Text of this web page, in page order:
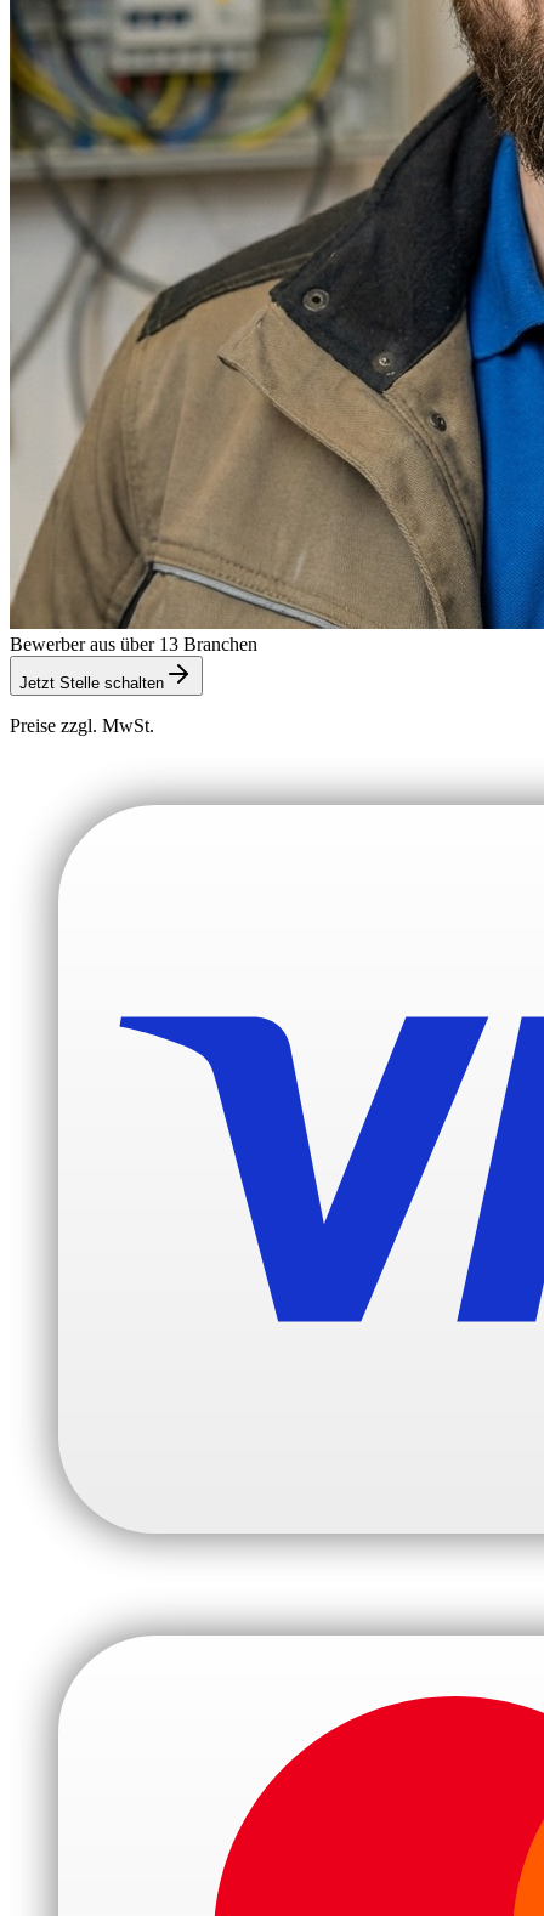
Bewerber aus über 13 Branchen
Jetzt Stelle schalten
Preise zzgl. MwSt.